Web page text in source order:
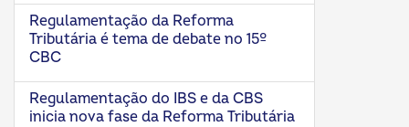
Regulamentação da Reforma
Tributária é tema de debate no 15º
CBC
Regulamentação do IBS e da CBS
inicia nova fase da Reforma Tributária